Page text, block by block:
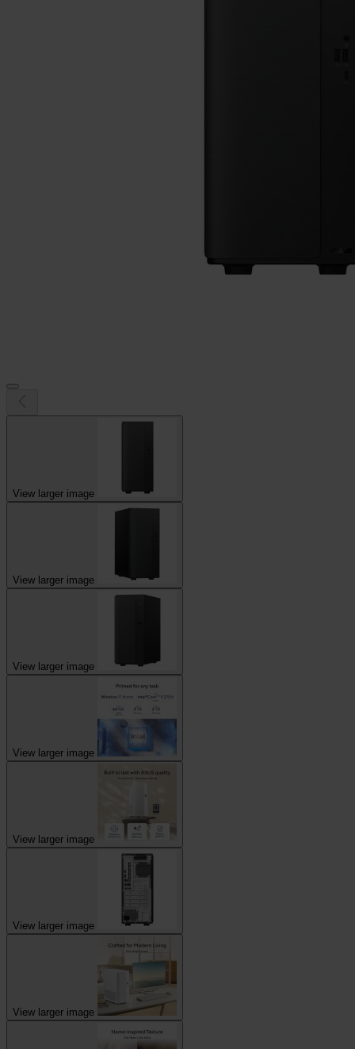
View larger image
View larger image
View larger image
View larger image
View larger image
View larger image
View larger image